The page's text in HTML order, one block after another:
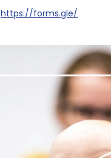
https://forms.gle/